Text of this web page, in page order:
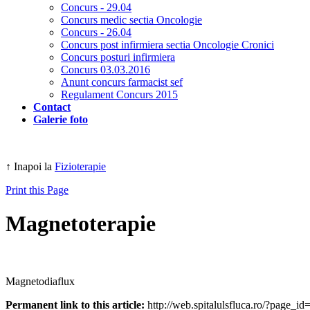
Concurs - 29.04
Concurs medic sectia Oncologie
Concurs - 26.04
Concurs post infirmiera sectia Oncologie Cronici
Concurs posturi infirmiera
Concurs 03.03.2016
Anunt concurs farmacist sef
Regulament Concurs 2015
Contact
Galerie foto
↑ Inapoi la Fizioterapie
Print this Page
Magnetoterapie
Magnetodiaflux
Permanent link to this article: http://web.spitalulsfluca.ro/